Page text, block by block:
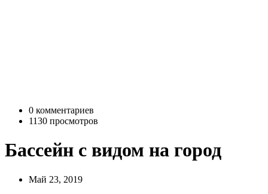
0 комментариев
1130 просмотров
Бассейн с видом на город
Май 23, 2019